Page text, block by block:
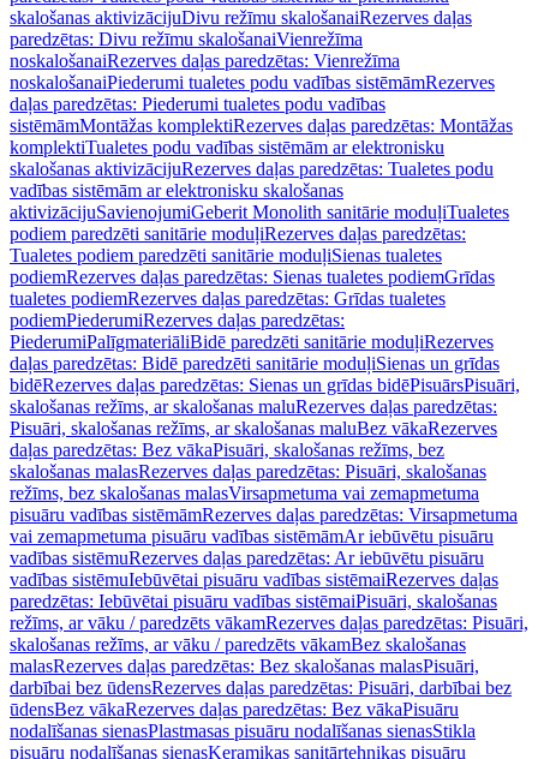
skalošanas aktivizācijuDivu režīmu skalošanaiRezerves daļas
paredzētas: Divu režīmu skalošanaiVienrežīma
noskalošanaiRezerves daļas paredzētas: Vienrežīma
noskalošanaiPiederumi tualetes podu vadības sistēmāmRezerves
daļas paredzētas: Piederumi tualetes podu vadības
sistēmāmMontāžas komplektiRezerves daļas paredzētas: Montāžas
komplektiTualetes podu vadības sistēmām ar elektronisku
skalošanas aktivizācijuRezerves daļas paredzētas: Tualetes podu
vadības sistēmām ar elektronisku skalošanas
aktivizācijuSavienojumiGeberit Monolith sanitārie moduļiTualetes
podiem paredzēti sanitārie moduļiRezerves daļas paredzētas:
Tualetes podiem paredzēti sanitārie moduļiSienas tualetes
podiemRezerves daļas paredzētas: Sienas tualetes podiemGrīdas
tualetes podiemRezerves daļas paredzētas: Grīdas tualetes
podiemPiederumiRezerves daļas paredzētas:
PiederumiPalīgmateriāliBidē paredzēti sanitārie moduļiRezerves
daļas paredzētas: Bidē paredzēti sanitārie moduļiSienas un grīdas
bidēRezerves daļas paredzētas: Sienas un grīdas bidēPisuārsPisuāri,
skalošanas režīms, ar skalošanas maluRezerves daļas paredzētas:
Pisuāri, skalošanas režīms, ar skalošanas maluBez vākaRezerves
daļas paredzētas: Bez vākaPisuāri, skalošanas režīms, bez
skalošanas malasRezerves daļas paredzētas: Pisuāri, skalošanas
režīms, bez skalošanas malasVirsapmetuma vai zemapmetuma
pisuāru vadības sistēmāmRezerves daļas paredzētas: Virsapmetuma
vai zemapmetuma pisuāru vadības sistēmāmAr iebūvētu pisuāru
vadības sistēmuRezerves daļas paredzētas: Ar iebūvētu pisuāru
vadības sistēmuIebūvētai pisuāru vadības sistēmaiRezerves daļas
paredzētas: Iebūvētai pisuāru vadības sistēmaiPisuāri, skalošanas
režīms, ar vāku / paredzēts vākamRezerves daļas paredzētas: Pisuāri,
skalošanas režīms, ar vāku / paredzēts vākamBez skalošanas
malasRezerves daļas paredzētas: Bez skalošanas malasPisuāri,
darbībai bez ūdensRezerves daļas paredzētas: Pisuāri, darbībai bez
ūdensBez vākaRezerves daļas paredzētas: Bez vākaPisuāru
nodalīšanas sienasPlastmasas pisuāru nodalīšanas sienasStikla
pisuāru nodalīšanas sienasKeramikas sanitārtehnikas pisuāru